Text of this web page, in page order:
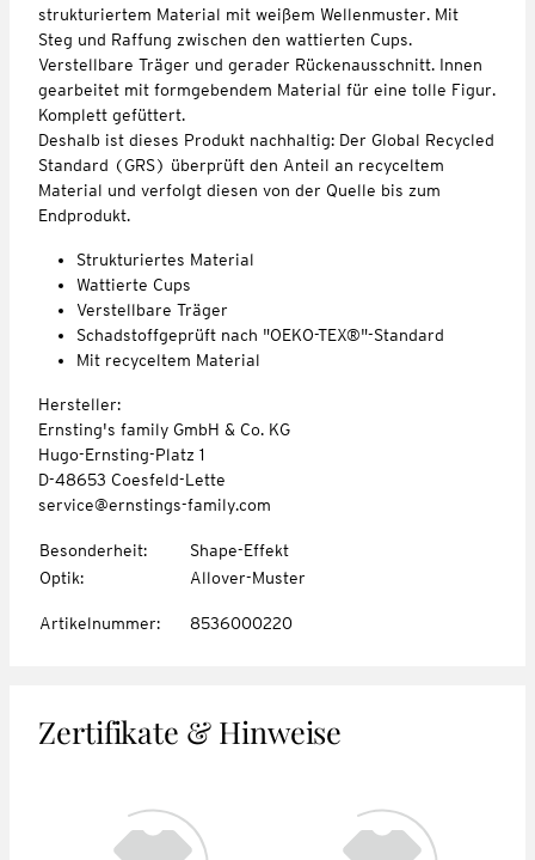
strukturiertem Material mit weißem Wellenmuster. Mit
Steg und Raffung zwischen den wattierten Cups.
Verstellbare Träger und gerader Rückenausschnitt. Innen
gearbeitet mit formgebendem Material für eine tolle Figur.
Komplett gefüttert.
Deshalb ist dieses Produkt nachhaltig: Der Global Recycled
Standard (GRS) überprüft den Anteil an recyceltem
Material und verfolgt diesen von der Quelle bis zum
Endprodukt.
Strukturiertes Material
Wattierte Cups
Verstellbare Träger
Schadstoffgeprüft nach "OEKO-TEX®"-Standard
Mit recyceltem Material
Hersteller:
Ernsting's family GmbH & Co. KG
Hugo-Ernsting-Platz 1
D-48653 Coesfeld-Lette
service@ernstings-family.com
Besonderheit:
Shape-Effekt
Optik: Allover-Muster
Artikelnummer: 8536000220
Zertifikate & Hinweise